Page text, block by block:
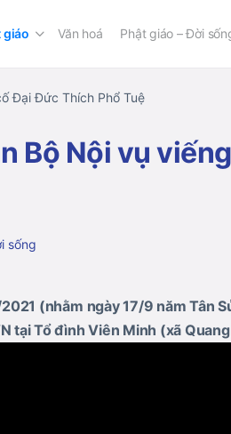
giáo Văn hoá Phật giáo – Đời
Đại Đức Thích Phổ Tuệ
Bộ Nội vụ
sống
(nhằm ngày 17/9 năm Tân
tại Tổ đình Viên Minh (xã